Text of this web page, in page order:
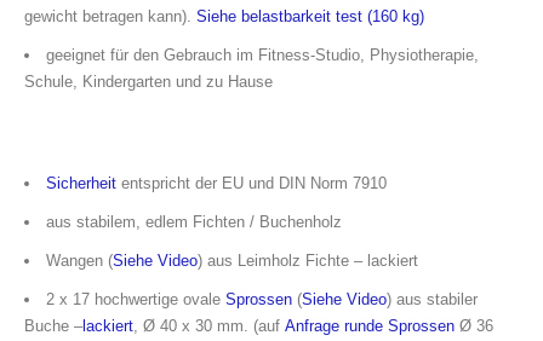
gewicht betragen kann). Siehe belastbarkeit test (160 kg)
geeignet für den Gebrauch im Fitness-Studio, Physiotherapie,
Schule, Kindergarten und zu Hause
Sicherheit entspricht der EU und DIN Norm 7910
aus stabilem, edlem Fichten / Buchenholz
Wangen (Siehe Video) aus Leimholz Fichte – lackiert
2 x 17 hochwertige ovale Sprossen (Siehe Video) aus stabiler
Buche – lackiert , Ø 40 x 30 mm. (auf Anfrage runde Sprossen Ø 36